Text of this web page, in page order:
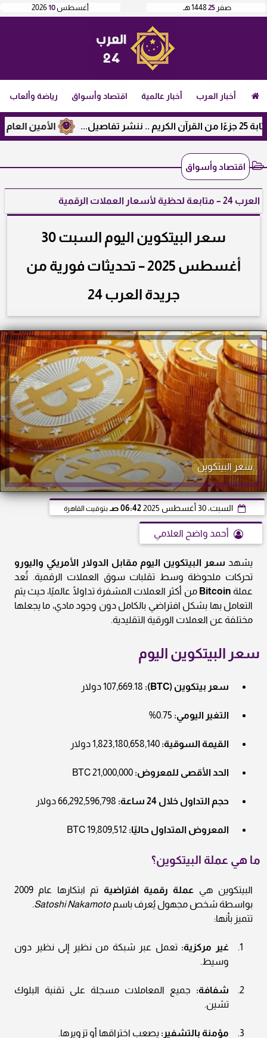
أغسطس10
2026 صفر 251448 هـ
أخبار العرب أخبار عالمية اقتصاد وأسواق رياضة وألعاب
الأمين العام
اقتصاد وأسواق
العرب 24 – متابعة لحظية لأسعار العملات الرقمية
سعر البيتكوين اليوم السبت 30
أغسطس 2025 – تحديثات فورية من
جريدة العرب 24
سعر البيتكوين
السبت، 30 أغسطس 2025 06:42 صـ بتوقيت القاهرة
أحمد واضح العلامي
يشهد سعر البيتكوين اليوم مقابل الدولار الأمريكي واليورو
تحركات ملحوظة وسط تقلبات سوق العملات الرقمية. تُعد
عملة Bitcoin من أكثر العملات المشفرة تداولًا عالميًا، حيث يتم
التعامل بها بشكل افتراضي بالكامل دون وجود مادي، ما يجعلها
مختلفة عن العملات الورقية التقليدية.
سعر البيتكوين اليوم
سعر بيتكوين (BTC):
التغير اليومي:
القيمة السوقية:
الحد الأقصى للمعروض:
حجم التداول خلال 24 ساعة:
المعروض المتداول حاليًا:
ما هي عملة البيتكوين؟
البيتكوين هي عملة رقمية افتراضية
تم ابتكارها عام 2009
بواسطة شخص مجهول يُعرف باسمSatoshi Nakamoto
.
تتميز بأنها:
غير مركزية: تعمل عبر شبكة من نظير إلى نظير دون
وسيط.
شفافة: جميع المعاملات مسجلة على تقنية البلوك
تشين.
مؤمنة بالتشفير: يصعب اختراقها أو تزويرها.